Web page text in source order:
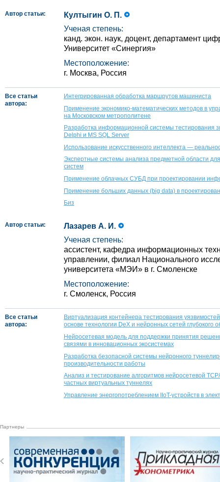
Автор статьи:
Култыгин О. П.
Ученая степень:
канд. экон. наук, доцент, департамент
Университет «Синергия»
Местоположение:
г. Москва, Россия
Все статьи
автора:
Интегрированная обработка маршрутов машиниста
Применение экономико-математических методов в
на Московском метрополитене
Разработка информационной системы тестирования
Delphi и MS SQL Server
Использование искусственного интеллекта —
Экспертные системы анализа предметной области
систем
Применение облачных СУБД при проектировании
Применение больших данных (big data) в
Биз
Автор статьи:
Лазарев А. И.
Ученая степень:
ассистент, кафедра информационных
управлении, филиал Национального
университета «­МЭИ» в г. Смоленске
Местоположение:
г. Смоленск, Россия
Все статьи
автора:
Виртуализация контейнера тестирования
основе технологии DeX и нейронных сетей глубокого
Нейросетевая модель для поддержки принятия
связями в инновационных экосистемах
Разработка безопасной системы нейронного
производительности работы
Анализ и тестирование алгоритмов нейросетевой
частных виртуальных туннелях
Управление энергопотреблением IIoT-устройств в
Партнеры